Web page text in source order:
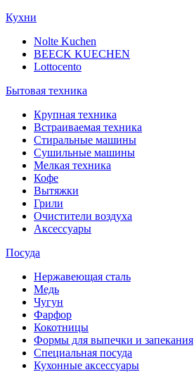
Кухни
Nolte Kuchen
BEECK KUECHEN
Lottocento
Бытовая техника
Крупная техника
Встраиваемая техника
Стиральные машины
Сушильные машины
Мелкая техника
Кофе
Вытяжки
Грили
Очистители воздуха
Аксессуары
Посуда
Нержавеющая сталь
Медь
Чугун
Фарфор
Кокотницы
Формы для выпечки и запекания
Специальная посуда
Кухонные аксессуары